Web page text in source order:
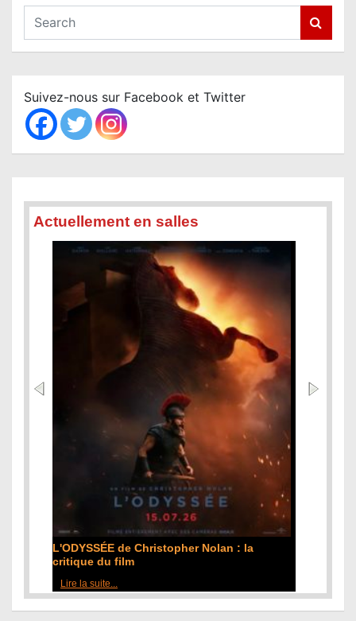
a
c
h
Suivez-nous sur Facebook et Twitter
Actuellement en salles
L'ODYSSÉE de Christopher Nolan : la
critique du film
Lire la suite...